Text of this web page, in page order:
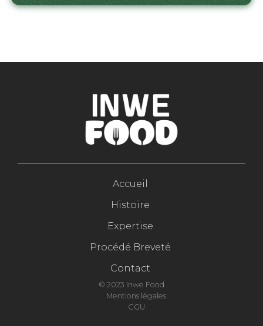
Accueil
Histoire
Expertise
Procédé Breveté
Contact
© 2023 Inwe Food
Mentions légales
CGU